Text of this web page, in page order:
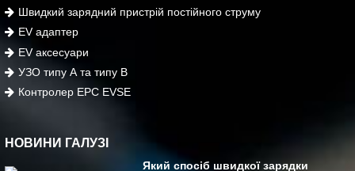
Швидкий зарядний пристрій постійного струму
EV адаптер
EV аксесуари
УЗО типу А та типу В
Контролер EPC EVSE
НОВИНИ ГАЛУЗІ
Який спосіб швидкої зарядки